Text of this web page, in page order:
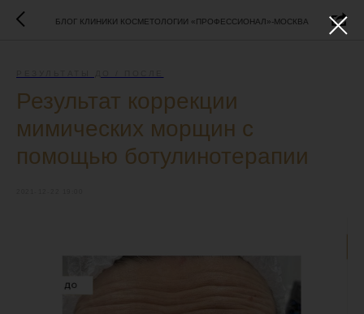
БЛОГ КЛИНИКИ КОСМЕТОЛОГИИ «ПРОФЕССИОНАЛ»-МОСКВА
Результат коррекции
мимических морщин с
помощью ботулинотерапии